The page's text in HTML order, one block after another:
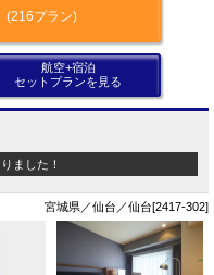
(216プラン)
航空+宿泊
セットプランを見る
ました！
宮城県／仙台／仙台[2417-302]